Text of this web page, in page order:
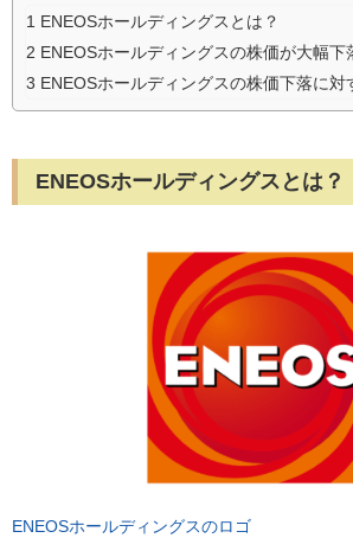
1 ENEOSホールディングスとは？
2 ENEOSホールディングスの株価が大幅
3 ENEOSホールディングスの株価下落に対
ENEOSホールディングスとは？
ENEOSホールディングスのロゴ